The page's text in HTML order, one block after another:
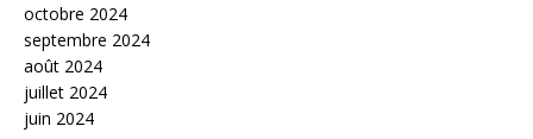
octobre 2024
septembre 2024
août 2024
juillet 2024
juin 2024